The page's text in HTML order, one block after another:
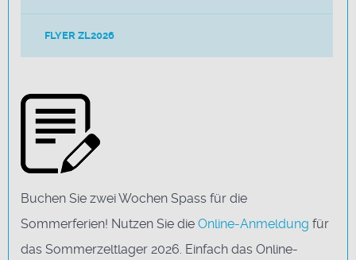
FLYER ZL2026
Buchen Sie zwei Wochen Spass für die
Sommerferien! Nutzen Sie die Online-Anmeldung für
das Sommerzeltlager 2026. Einfach das Online-